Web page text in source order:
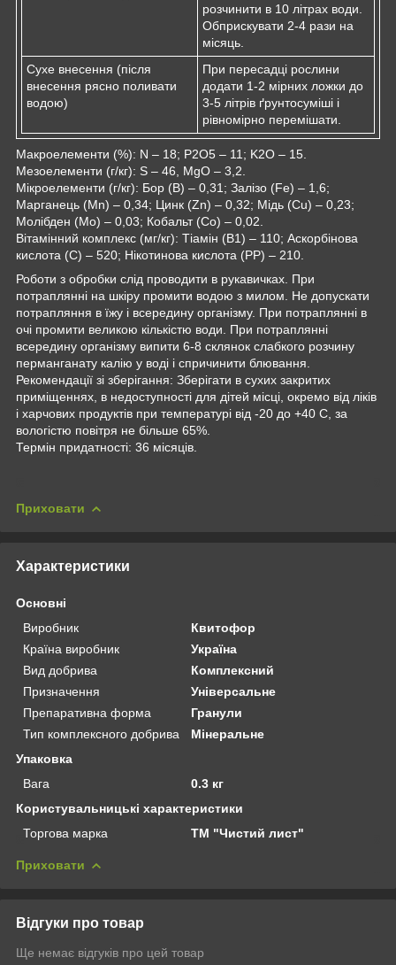
розчинити в 10 літрах води.
Обприскувати 2-4 рази на
місяць.
Сухе внесення (після
внесення рясно поливати
водою)
При пересадці рослини
додати 1-2 мірних ложки до
3-5 літрів ґрунтосуміші і
рівномірно перемішати.
Макроелементи (%): N – 18; P2О5 – 11; K2О – 15.
Мезоелементи (г/кг): S – 46, MgO – 3,2.
Мікроелементи (г/кг): Бор (В) – 0,31; Залізо (Fe) – 1,6;
Марганець (Мn) – 0,34; Цинк (Zn) – 0,32; Мідь (Cu) – 0,23;
Молібден (Мо) – 0,03; Кобальт (Со) – 0,02.
Вітамінний комплекс (мг/кг): Тіамін (В1) – 110; Аскорбінова
кислота (С) – 520; Нікотинова кислота (РР) – 210.
Роботи з обробки слід проводити в рукавичках. При
потраплянні на шкіру промити водою з милом. Не допускати
потрапляння в їжу і всередину організму. При потраплянні в
очі промити великою кількістю води. При потраплянні
всередину організму випити 6-8 склянок слабкого розчину
перманганату калію у воді і спричинити блювання.
Рекомендації зі зберігання: Зберігати в сухих закритих
приміщеннях, в недоступності для дітей місці, окремо від ліків
і харчових продуктів при температурі від -20 до +40 С, за
вологістю повітря не більше 65%.
Термін придатності: 36 місяців.
Приховати
Характеристики
Основні
Виробник
Квитофор
Країна виробник
Україна
Вид добрива
Комплексний
Призначення
Універсальне
Препаративна форма
Гранули
Тип комплексного добрива
Мінеральне
Упаковка
Вага
0.3 кг
Користувальницькі характеристики
Торгова марка
ТМ "Чистий лист"
Приховати
Відгуки про товар
Ще немає відгуків про цей товар